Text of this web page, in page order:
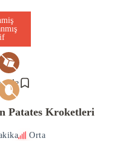
ekle
Patates Kroketleri
Orta